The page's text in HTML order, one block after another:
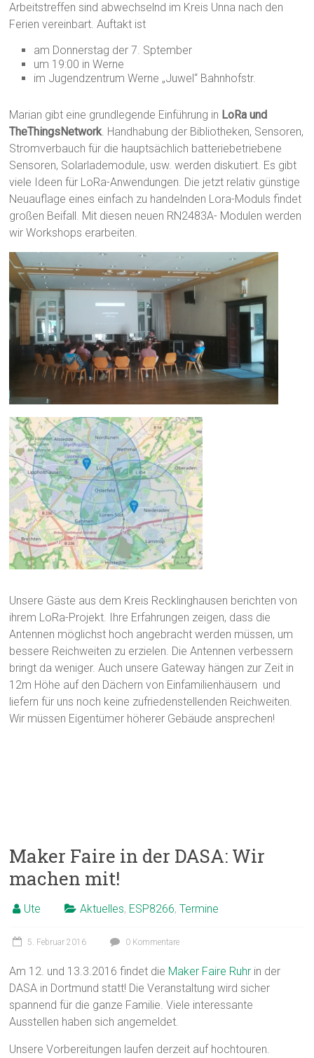
Arbeitstreffen sind abwechselnd im Kreis Unna nach den
Ferien vereinbart. Auftakt ist
am Donnerstag der 7. Sptember
um 19:00 in Werne
im Jugendzentrum Werne „Juwel“ Bahnhofstr.
Marian gibt eine grundlegende Einführung in LoRa und
TheThingsNetwork . Handhabung der Bibliotheken, Sensoren,
Stromverbauch für die hauptsächlich batteriebetriebene
Sensoren, Solarlademodule, usw. werden diskutiert. Es gibt
viele Ideen für LoRa-Anwendungen. Die jetzt relativ günstige
Neuauflage eines einfach zu handelnden Lora-Moduls findet
großen Beifall. Mit diesen neuen RN2483A- Modulen werden
wir Workshops erarbeiten.
Unsere Gäste aus dem Kreis Recklinghausen berichten von
ihrem LoRa-Projekt. Ihre Erfahrungen zeigen, dass die
Antennen möglichst hoch angebracht werden müssen, um
bessere Reichweiten zu erzielen. Die Antennen verbessern
bringt da weniger. Auch unsere Gateway hängen zur Zeit in
12m Höhe auf den Dächern von Einfamilienhäusern und
liefern für uns noch keine zufriedenstellenden Reichweiten.
Wir müssen Eigentümer höherer Gebäude ansprechen!
Maker Faire in der DASA: Wir
machen mit!
Ute Aktuelles, ESP8266,Termine
5. Februar 2016 0 Kommentare
Am 12. und 13.3.2016 findet die Maker Faire Ruhr in der
DASA in Dortmund statt! Die Veranstaltung wird sicher
spannend für die ganze Familie. Viele interessante
Ausstellen haben sich angemeldet.
Unsere Vorbereitungen laufen derzeit auf hochtouren.